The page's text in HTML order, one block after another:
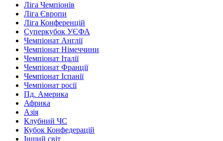
Ліга Чемпіонів
Ліга Європи
Ліга Конференцій
Суперкубок УЄФА
Чемпіонат Англії
Чемпіонат Німеччини
Чемпіонат Італії
Чемпіонат Франції
Чемпіонат Іспанії
Чемпіонат росії
Пд. Америка
Африка
Азія
Клубний ЧС
Кубок Конфедерацій
Інший світ